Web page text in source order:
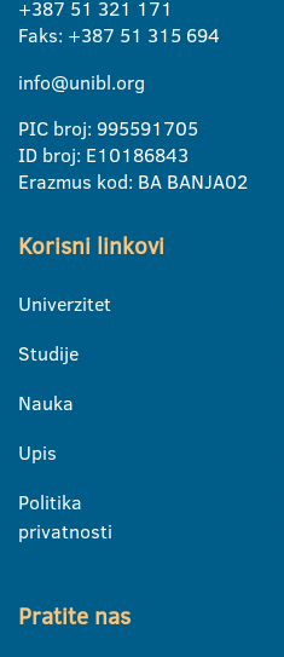
+387 51 321 171
Faks: +387 51 315 694
info@unibl.org
PIC broj: 995591705
ID broj: E10186843
Erazmus kod: BA BANJA02
Korisni linkovi
Univerzitet
Studije
Nauka
Upis
Politika
privatnosti
Pratite nas